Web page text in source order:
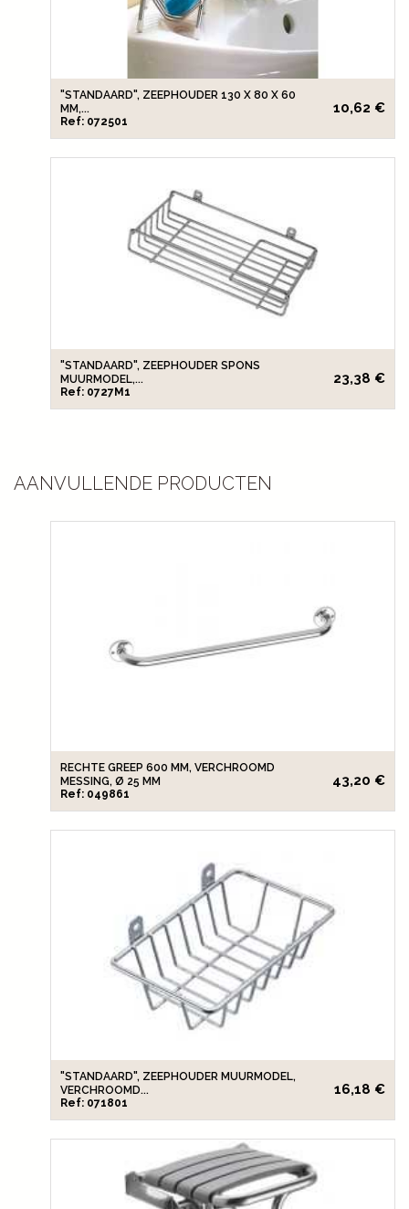
"STANDAARD", ZEEPHOUDER 130 X 80 X 60
MM,...
Ref: 072501
10,62 €
"STANDAARD", ZEEPHOUDER SPONS
MUURMODEL,...
Ref: 0727M1
23,38 €
AANVULLENDE PRODUCTEN
RECHTE GREEP 600 MM, VERCHROOMD
MESSING, Ø 25 MM
Ref: 049861
43,20 €
"STANDAARD", ZEEPHOUDER MUURMODEL,
VERCHROOMD...
Ref: 071801
16,18 €